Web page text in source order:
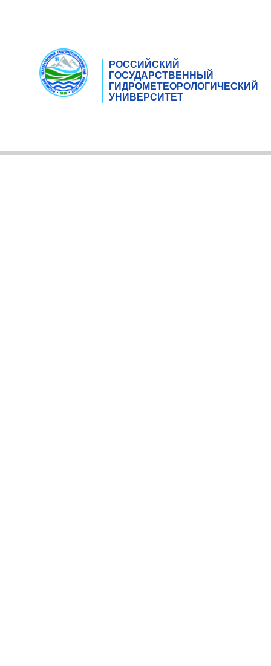
РОССИЙСКИЙ
ГОСУДАРСТВЕННЫЙ
ГИДРОМЕТЕОРОЛОГИЧЕСКИЙ
УНИВЕРСИТЕТ